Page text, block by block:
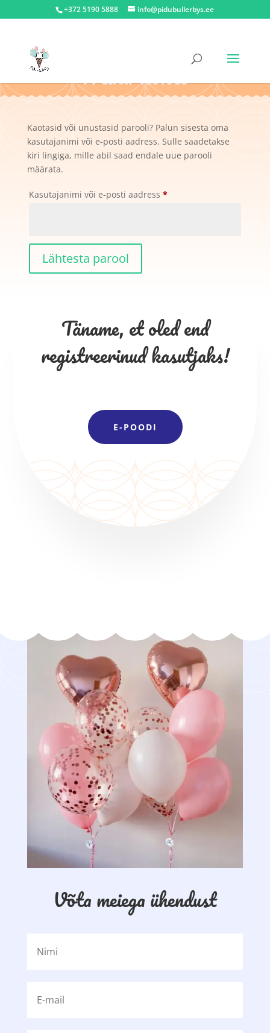
+372 5190 5888 info@pidubullerbys.ee
Minu konto
Kaotasid või unustasid parooli? Palun sisesta oma
kasutajanimi või e-posti aadress. Sulle saadetakse
kiri lingiga, mille abil saad endale uue parooli
määrata.
Kasutajanimi või e-posti aadress *Nõutud
Lähtesta parool
Täname, et oled end
registreerinud kasutjaks!
E-POODI
Võta meiega ühendust